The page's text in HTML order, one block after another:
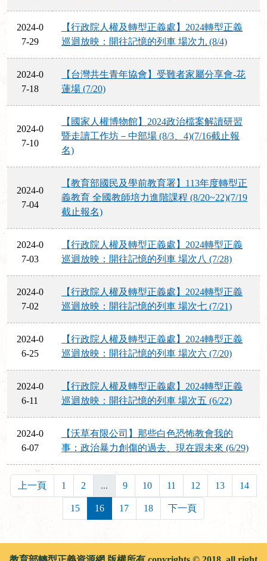
2024-0
7-29
【行政院人權及轉型正義處】2024轉型正義
巡迴放映：開往記憶的列車 場次九 (8/4)
2024-0
7-18
【台灣共生青年協會】受難者家屬分享會-花
蓮場 (7/20)
2024-0
7-10
【國家人權博物館】2024政治檔案解讀研習
暨走讀工作坊－中部場 (8/3、4)(7/16截止報
名)
2024-0
7-04
【教育部國民及學前教育署】113年度轉型正
義教育 全國教師培力進階課程 (8/20~22)(7/19
截止報名)
2024-0
7-03
【行政院人權及轉型正義處】2024轉型正義
巡迴放映：開往記憶的列車 場次八 (7/28)
2024-0
7-02
【行政院人權及轉型正義處】2024轉型正義
巡迴放映：開往記憶的列車 場次七 (7/21)
2024-0
6-25
【行政院人權及轉型正義處】2024轉型正義
巡迴放映：開往記憶的列車 場次六 (7/20)
2024-0
6-11
【行政院人權及轉型正義處】2024轉型正義
巡迴放映：開往記憶的列車 場次五 (6/22)
2024-0
6-07
【沃草有限公司】那些白色恐怖教會我的
事：政治暴力創傷的過去、現在跟未來 (6/29)
上一頁 1 2 ... 9 10 11 12 13 14
15 16 17 18 下一頁